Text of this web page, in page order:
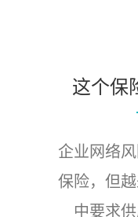
这个保
企业网络
保险，但
中要求